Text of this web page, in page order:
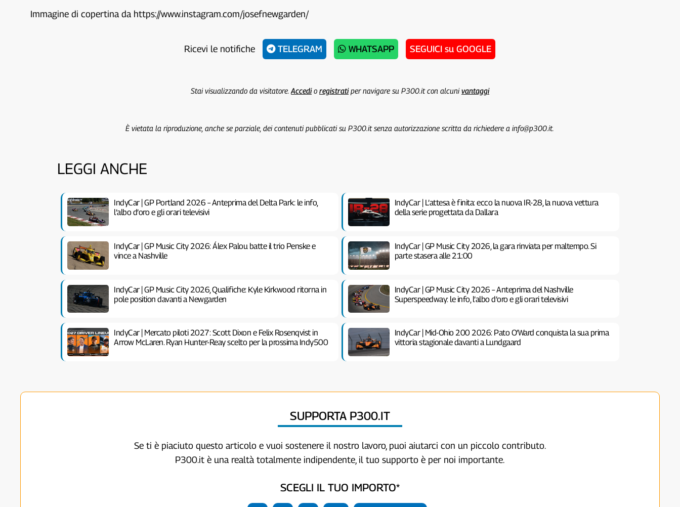
Immagine di copertina da https://www.instagram.com/josefnewgarden/
Ricevi le notifiche TELEGRAM WHATSAPP SEGUICI su GOOGLE
Stai visualizzando da visitatore. Accedio registratiper navigare su P300.it con alcunivantaggi
È vietata la riproduzione, anche se parziale, dei contenuti pubblicati su P300.it senza autorizzazione scritta da richiedere a info@p300.it.
LEGGI ANCHE
IndyCar | GP Portland 2026 – Anteprima del Delta Park: le info,
l’albo d’oro e gli orari televisivi
IndyCar | L’attesa è finita: ecco la nuova IR-28, la nuova vettura
della serie progettata da Dallara
IndyCar | GP Music City 2026: Álex Palou batte il trio Penske e
vince a Nashville
IndyCar | GP Music City 2026, la gara rinviata per maltempo. Si
parte stasera alle 21:00
IndyCar | GP Music City 2026, Qualifiche: Kyle Kirkwood ritorna in
pole position davanti a Newgarden
IndyCar | GP Music City 2026 – Anteprima del Nashville
Superspeedway: le info, l’albo d’oro e gli orari televisivi
IndyCar | Mercato piloti 2027: Scott Dixon e Felix Rosenqvist in
Arrow McLaren. Ryan Hunter-Reay scelto per la prossima Indy500
IndyCar | Mid-Ohio 200 2026: Pato O’Ward conquista la sua prima
vittoria stagionale davanti a Lundgaard
SUPPORTA P300.IT
Se ti è piaciuto questo articolo e vuoi sostenere il nostro lavoro, puoi aiutarci con un piccolo contributo.
P300.it è una realtà totalmente indipendente, il tuo supporto è per noi importante.
SCEGLI IL TUO IMPORTO*